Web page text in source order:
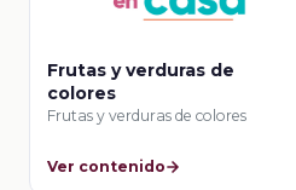
Frutas y verduras de
colores
Frutas y verduras de colores
Ver contenido